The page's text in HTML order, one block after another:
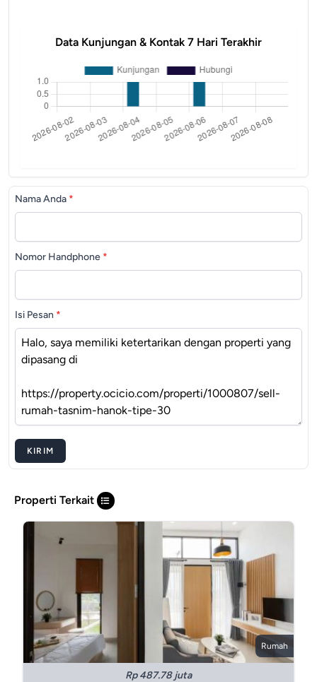
Data Kunjungan & Kontak 7 Hari Terakhir
Nama Anda *
Nomor Handphone *
Isi Pesan *
KIRIM
Properti Terkait
Rumah
Rp 487.78 juta